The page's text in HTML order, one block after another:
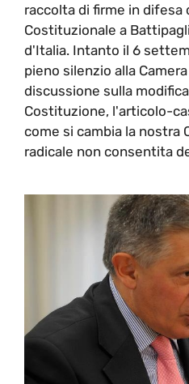
raccolta di firme in difesa
Costituzionale a
d'Italia. Intanto il 6
pieno silenzio alla
discussione sulla
Costituzione, l'articolo-
come si cambia la nostra
radicale non consentita